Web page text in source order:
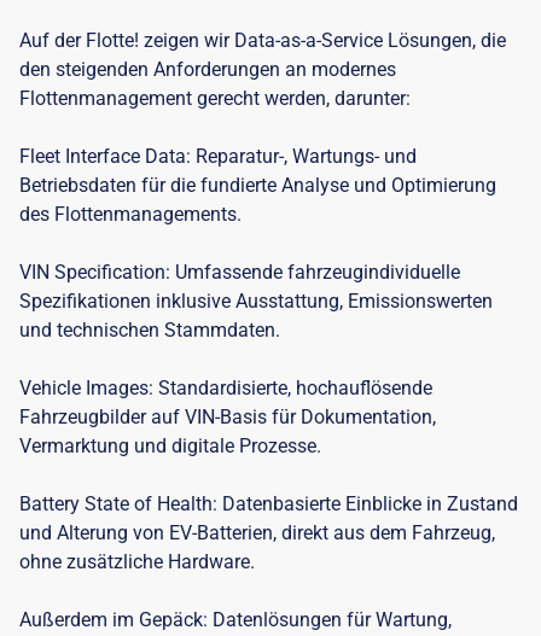
Auf der Flotte! zeigen wir Data-as-a-Service Lösungen, die
den steigenden Anforderungen an modernes
Flottenmanagement gerecht werden, darunter:
Fleet Interface Data: Reparatur-, Wartungs- und
Betriebsdaten für die fundierte Analyse und Optimierung
des Flottenmanagements.
VIN Specification: Umfassende fahrzeugindividuelle
Spezifikationen inklusive Ausstattung, Emissionswerten
und technischen Stammdaten.
Vehicle Images: Standardisierte, hochauflösende
Fahrzeugbilder auf VIN-Basis für Dokumentation,
Vermarktung und digitale Prozesse.
Battery State of Health: Datenbasierte Einblicke in Zustand
und Alterung von EV-Batterien, direkt aus dem Fahrzeug,
ohne zusätzliche Hardware.
Außerdem im Gepäck: Datenlösungen für Wartung,